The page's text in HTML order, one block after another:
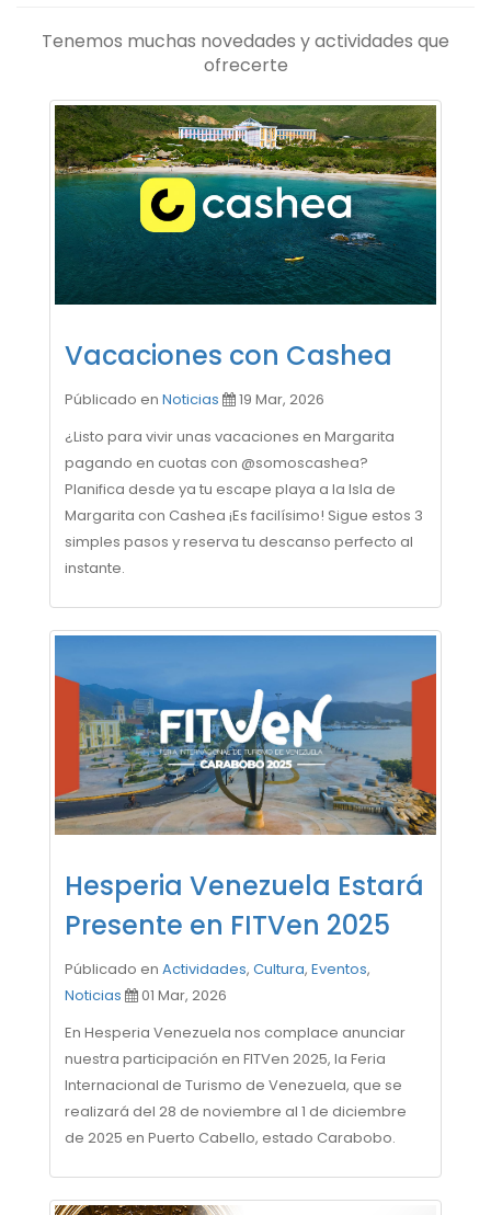
Tenemos muchas novedades y actividades que
ofrecerte
Vacaciones con Cashea
Públicado en Noticias
19 Mar, 2026
¿Listo para vivir unas vacaciones en Margarita
pagando en cuotas con @somoscashea?
Planifica desde ya tu escape playa a la Isla de
Margarita con Cashea ¡Es facilísimo! Sigue estos 3
simples pasos y reserva tu descanso perfecto al
instante.
Hesperia Venezuela Estará
Presente en FITVen 2025
Públicado en Actividades, Cultura, Eventos,
Noticias
01 Mar, 2026
En Hesperia Venezuela nos complace anunciar
nuestra participación en FITVen 2025, la Feria
Internacional de Turismo de Venezuela, que se
realizará del 28 de noviembre al 1 de diciembre
de 2025 en Puerto Cabello, estado Carabobo.